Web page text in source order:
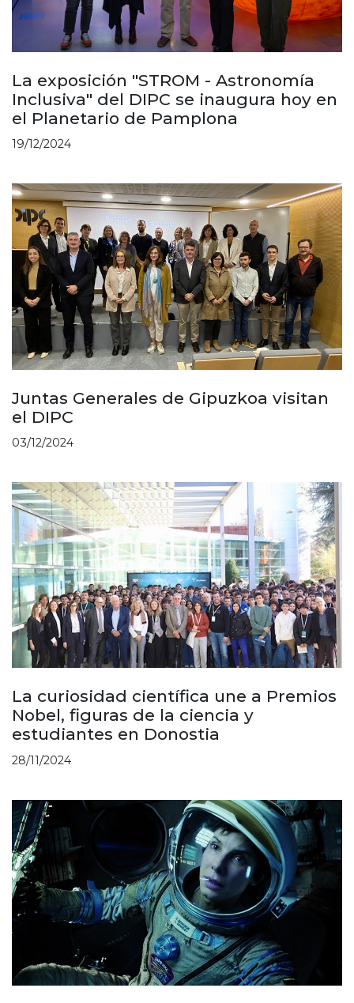
La exposición "STROM - Astronomía
Inclusiva" del DIPC se inaugura hoy en
el Planetario de Pamplona
19/12/2024
Juntas Generales de Gipuzkoa visitan
el DIPC
03/12/2024
La curiosidad científica une a Premios
Nobel, figuras de la ciencia y
estudiantes en Donostia
28/11/2024